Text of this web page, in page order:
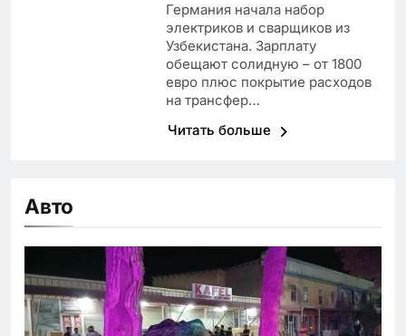
Германия начала набор
электриков и сварщиков из
Узбекистана. Зарплату
обещают солидную – от 1800
евро плюс покрытие расходов
на трансфер…
Читать больше
Авто